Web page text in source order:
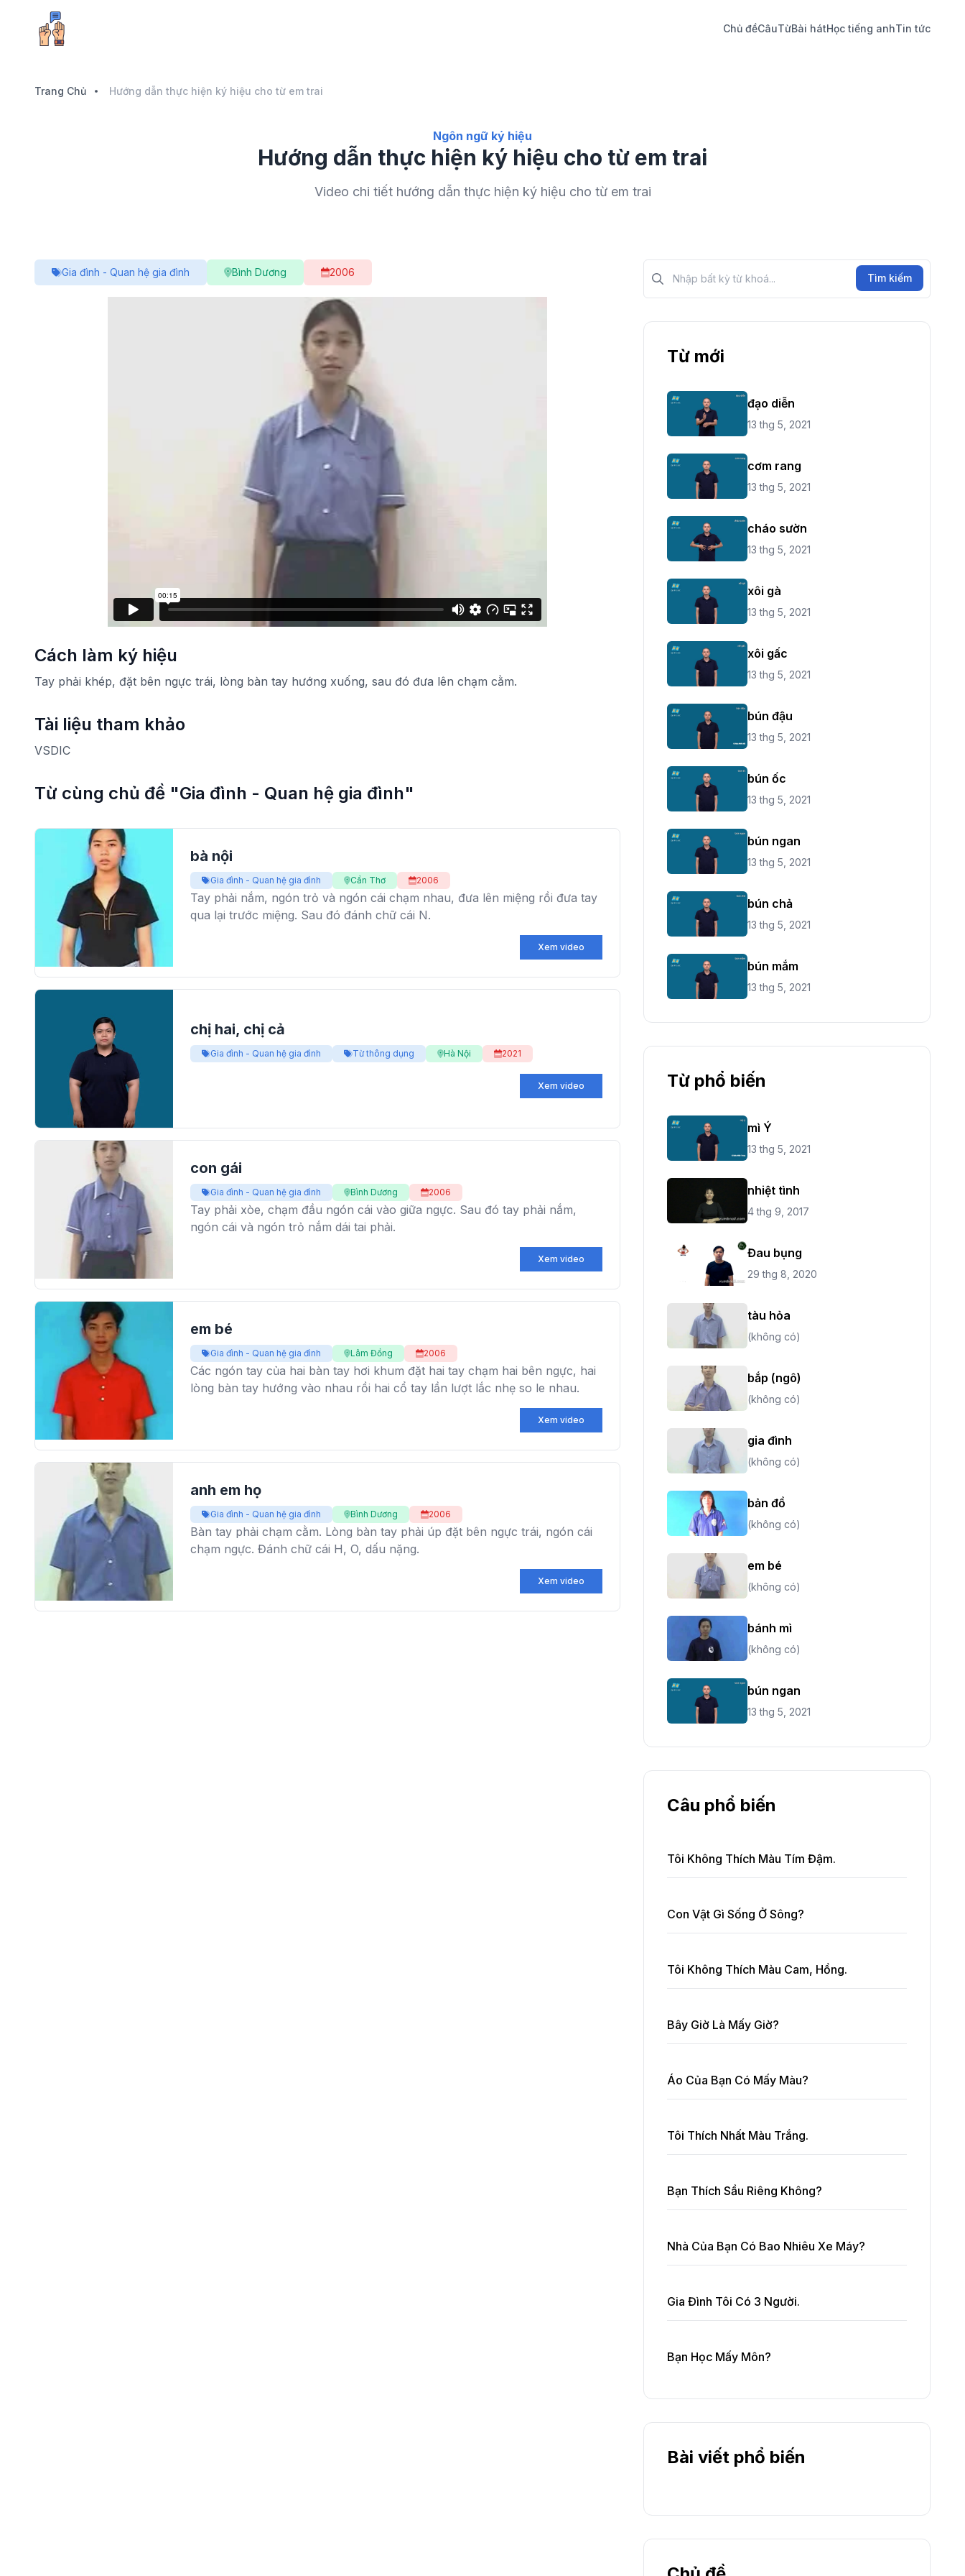
Chủ đềCâuTừBài hátHọc tiếng anhTin tức
Trang Chủ Hướng dẫn thực hiện ký hiệu cho từ em trai
Ngôn ngữ ký hiệu
Hướng dẫn thực hiện ký hiệu cho từ em trai
Video chi tiết hướng dẫn thực hiện ký hiệu cho từ em trai
Gia đình - Quan hệ gia đình Bình Dương 2006
Cách làm ký hiệu
Tay phải khép, đặt bên ngực trái, lòng bàn tay hướng xuống, sau đó đưa lên chạm cằm.
Tài liệu tham khảo
VSDIC
Từ cùng chủ đề "Gia đình - Quan hệ gia đình"
bà nội
Gia đình - Quan hệ gia đình Cần Thơ 2006
Tay phải nắm, ngón trỏ và ngón cái chạm nhau, đưa lên miệng rồi đưa tay
qua lại trước miệng. Sau đó đánh chữ cái N.
Xem video
chị hai, chị cả
Gia đình - Quan hệ gia đình Từ thông dụng Hà Nội 2021
Xem video
con gái
Gia đình - Quan hệ gia đình Bình Dương 2006
Tay phải xòe, chạm đầu ngón cái vào giữa ngực. Sau đó tay phải nắm,
ngón cái và ngón trỏ nắm dái tai phải.
Xem video
em bé
Gia đình - Quan hệ gia đình Lâm Đồng 2006
Các ngón tay của hai bàn tay hơi khum đặt hai tay chạm hai bên ngực, hai
lòng bàn tay hướng vào nhau rồi hai cổ tay lần lượt lắc nhẹ so le nhau.
Xem video
anh em họ
Gia đình - Quan hệ gia đình Bình Dương 2006
Bàn tay phải chạm cằm. Lòng bàn tay phải úp đặt bên ngực trái, ngón cái
chạm ngực. Đánh chữ cái H, O, dấu nặng.
Xem video
Tìm kiếm?>
Tìm kiếm
Từ mới
đạo diễn
13 thg 5, 2021
cơm rang
13 thg 5, 2021
cháo sườn
13 thg 5, 2021
xôi gà
13 thg 5, 2021
xôi gấc
13 thg 5, 2021
bún đậu
13 thg 5, 2021
bún ốc
13 thg 5, 2021
bún ngan
13 thg 5, 2021
bún chả
13 thg 5, 2021
bún mắm
13 thg 5, 2021
Từ phổ biến
mì Ý
13 thg 5, 2021
nhiệt tình
4 thg 9, 2017
Đau bụng
29 thg 8, 2020
tàu hỏa
(không có)
bắp (ngô)
(không có)
gia đình
(không có)
bản đồ
(không có)
em bé
(không có)
bánh mì
(không có)
bún ngan
13 thg 5, 2021
Câu phổ biến
Tôi Không Thích Màu Tím Đậm.
Con Vật Gì Sống Ở Sông?
Tôi Không Thích Màu Cam, Hồng.
Bây Giờ Là Mấy Giờ?
Áo Của Bạn Có Mấy Màu?
Tôi Thích Nhất Màu Trắng.
Bạn Thích Sầu Riêng Không?
Nhà Của Bạn Có Bao Nhiêu Xe Máy?
Gia Đình Tôi Có 3 Người.
Bạn Học Mấy Môn?
Bài viết phổ biến